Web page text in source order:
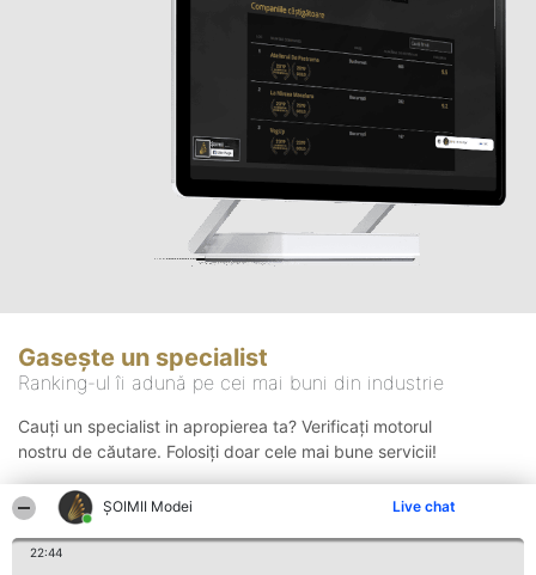
ȘOIMII Modei Live chat
22:44
Gasește un specialist
Ranking-ul îi adună pe cei mai buni din industrie
Cauți un specialist in apropierea ta? Verificați motorul
nostru de căutare. Folosiți doar cele mai bune servicii!